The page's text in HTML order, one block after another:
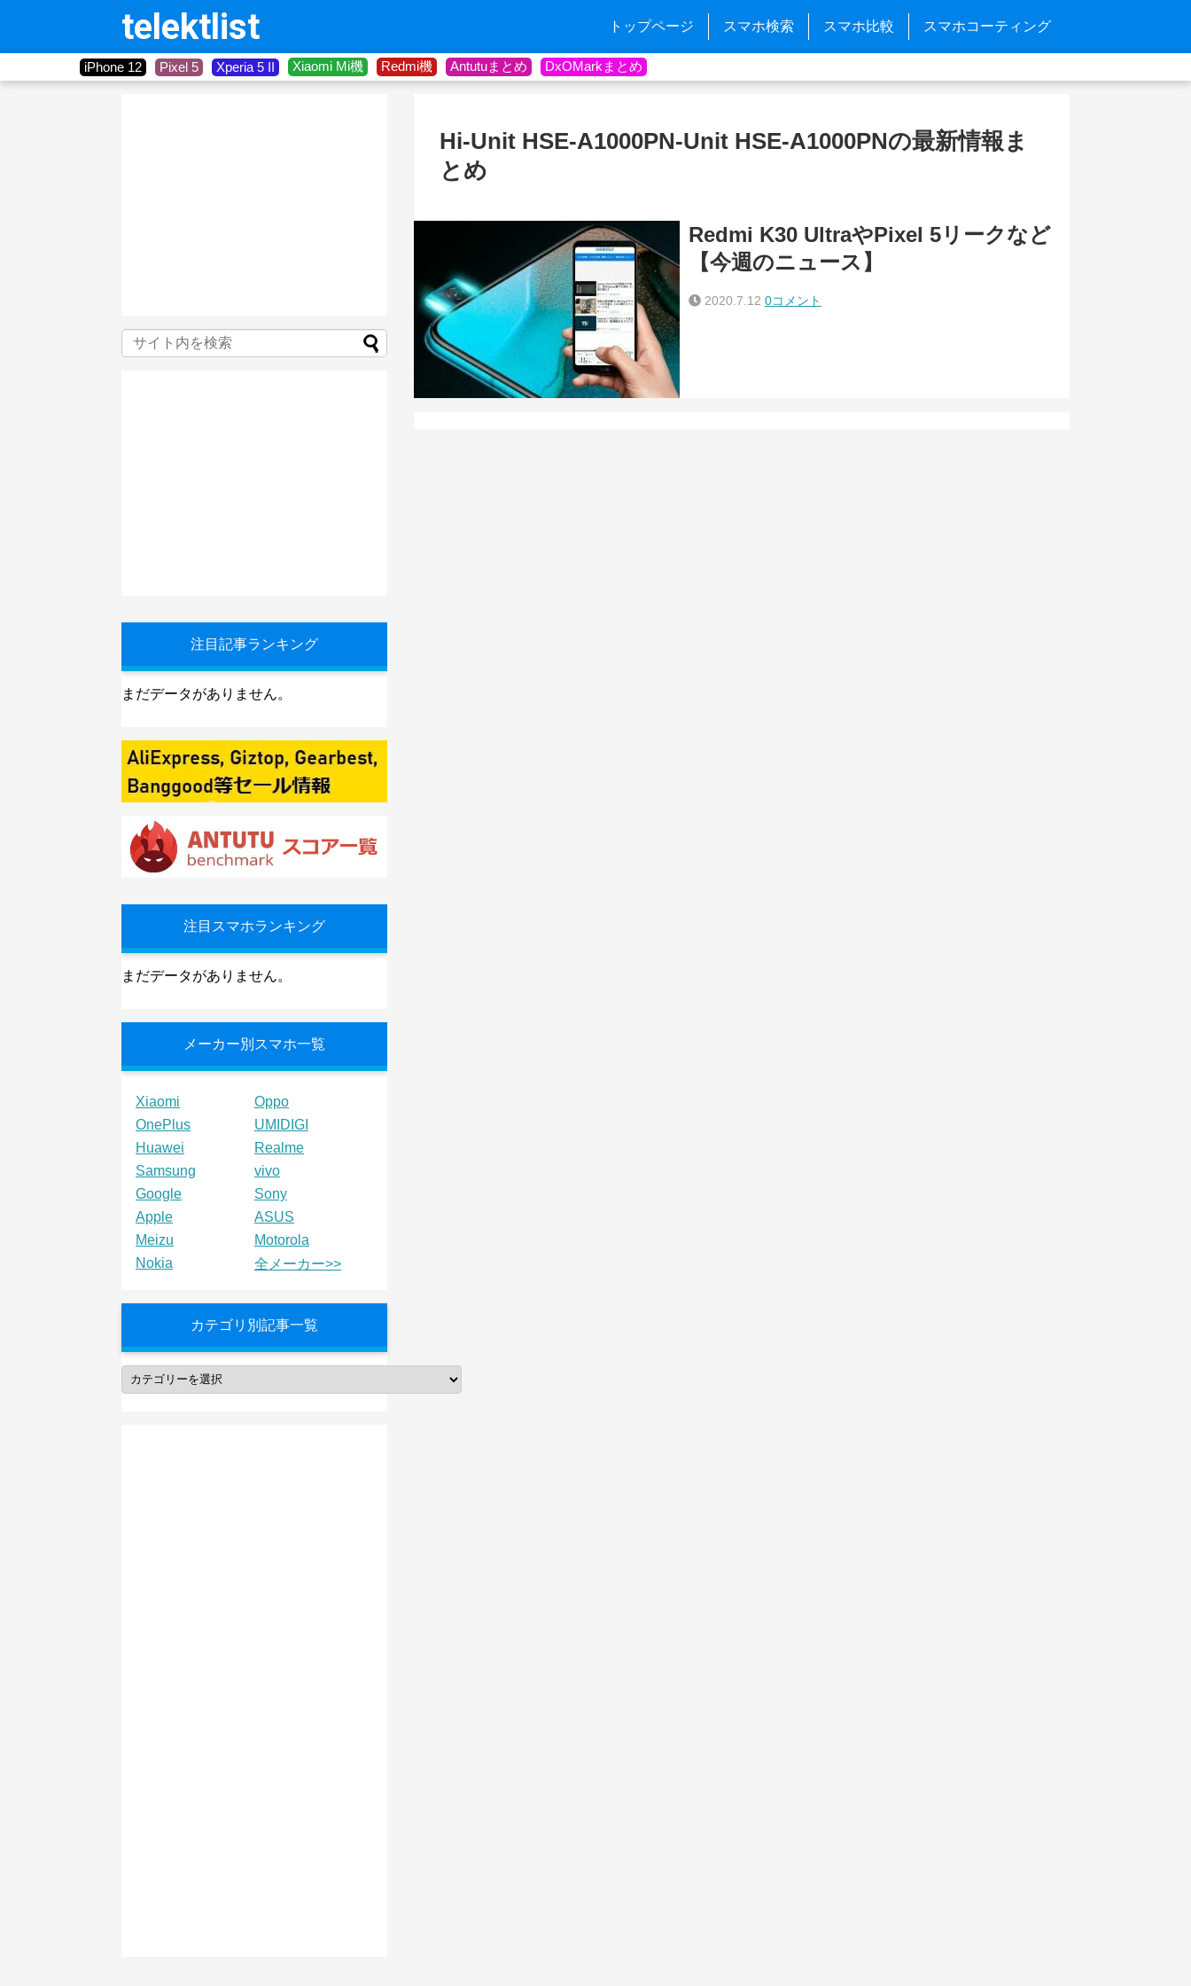
telektlist トップページ スマホ検索 スマホ比較 スマホコーティング
iPhone 12 Pixel 5 Xperia 5 II Xiaomi Mi機 Redmi機 Antutuまとめ DxOMarkまとめ
Hi-Unit HSE-A1000PN-Unit HSE-A1000PNの最新情報ま
とめ
Redmi K30 UltraやPixel 5リークなど
【今週のニュース】
2020.7.12 0コメント
注目記事ランキング
まだデータがありません。
注目スマホランキング
まだデータがありません。
メーカー別スマホ一覧
Xiaomi
Oppo
OnePlus
UMIDIGI
Huawei
Realme
Samsung
vivo
Google
Sony
Apple
ASUS
Meizu
Motorola
Nokia
全メーカー>>
カテゴリ別記事一覧